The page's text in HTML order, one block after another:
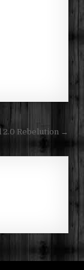
2.0 Rebelution →